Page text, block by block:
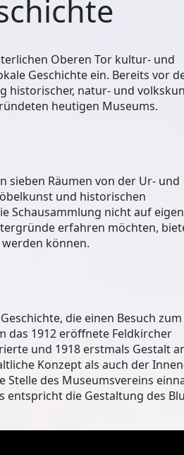
Oberen Tor kultur- und
Geschichte ein. Bereits vor
historischer, natur- und
heutigen Museums.
sieben Räumen von der Ur- und
und historischen
Schausammlung nicht auf
erfahren möchten,
können.
die einen Besuch zum
das 1912 eröffnete Feldkircher
und 1918 erstmals Gestalt
Konzept als auch der
Stelle des Museumsvereins
entspricht die Gestaltung des